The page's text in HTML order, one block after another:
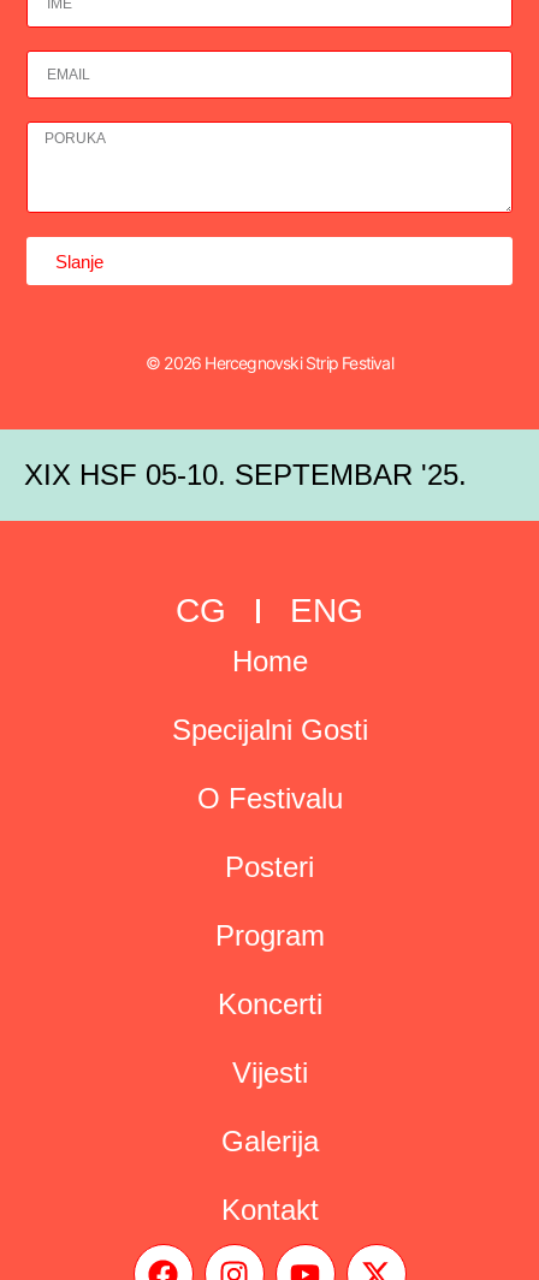
Slanje
© 2026 Hercegnovski Strip Festival
XIX HSF 05-10. SEPTEMBAR '25.
CG ENG
Home
Specijalni Gosti
O Festivalu
Posteri
Program
Koncerti
Vijesti
Galerija
Kontakt